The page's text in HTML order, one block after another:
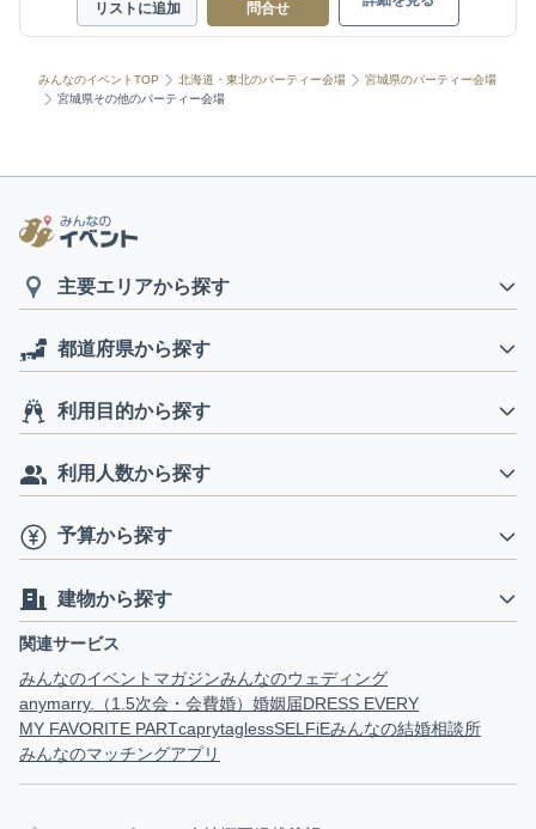
リストに追加
問合せ
みんなのイベントTOP 北海道・東北のパーティー会場
宮城県のパーティー会場
宮城県その他のパーティー会場
主要エリアから探す
都道府県から探す
利用目的から探す
利用人数から探す
予算から探す
建物から探す
関連サービス
みんなのイベントマガジンみんなのウェディング
anymarry.（1.5次会・会費婚） 婚姻届DRESS EVERY
MY FAVORITE PARTcaprytaglessSELFiEみんなの結婚相談所
みんなのマッチングアプリ